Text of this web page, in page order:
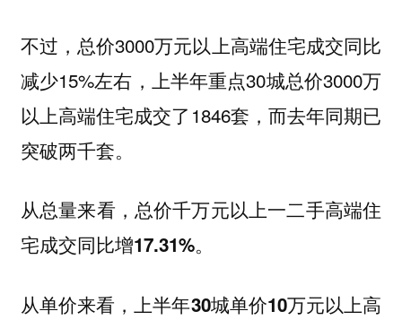
不过，总价3000万元以上高端住宅成交同比
减少15%左右，上半年重点30城总价3000万
以上高端住宅成交了1846套，而去年同期已
突破两千套。
从总量来看，总价千万元以上一二手高端住
宅成交同比增17.31%。
从单价来看， 上半年30城单价10万元以上高